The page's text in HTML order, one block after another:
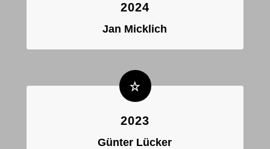
2024
Jan Micklich
2023
Günter Lücker